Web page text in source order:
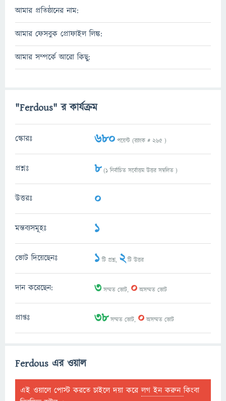
আমার প্রতিষ্ঠানের নাম:
আমার ফেসবুক প্রোফাইল লিঙ্ক:
আমার সম্পর্কে আরো কিছু:
"Ferdous" র কার্যক্রম
স্কোরঃ 680 পয়েন্ট (র‌্যাংক # 265 )
প্রশ্নঃ 8(1নির্বাচিত সর্বোত্তম উত্তর সম্বলিত )
উত্তরঃ 0
মন্তব্যসমূহঃ 1
ভোট দিয়েছেনঃ 1টি প্রশ্ন, 2টি উত্তর
দান করেছেন: 3সম্মত ভোট, 0অসম্মত ভোট
প্রাপ্তঃ 38সম্মত ভোট, 0অসম্মত ভোট
Ferdous এর ওয়াল
এই ওয়ালে পোস্ট করতে চাইলে দয়া করেলগ ইন করুনকিংবা